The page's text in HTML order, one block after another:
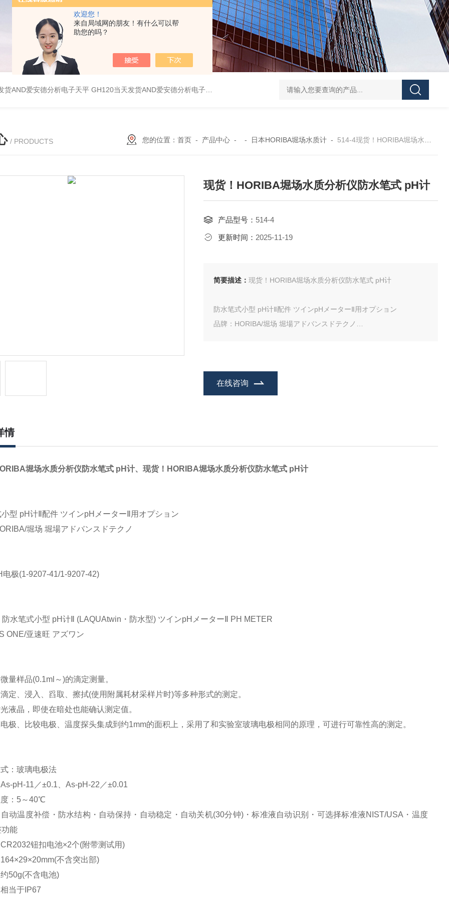
欢迎您！
来自局域网的朋友！有什么可以帮
助您的吗？
货AND爱安德分析电子天平 GH120当天发货AND爱安德分析电子天平 GH252当天发货AND爱安德分析电子天平 SJ-210当天发货三丰/Mitutoyo
/ PRODUCTS 您的位置： 首页- 产品中心- - 日本HORIBA堀场水质计- 514-4现货！HORIBA堀场水质分析仪防水笔式 pH计
现货！HORIBA堀场水质分析仪防水笔式 pH计
产品型号： 514-4
更新时间： 2025-11-19
简要描述： 现货！HORIBA堀场水质分析仪防水笔式 pH计
防水笔式小型 pH计Ⅱ配件 ツインpHメーターⅡ用オプション
品牌：HORIBA/堀场 堀場アドバンスドテクノ
在线咨询
情
堀场水质分析仪防水笔式 pH计、 现货！HORIBA堀场水质分析仪防水笔式 pH计
型 pH计Ⅱ配件 ツインpHメーターⅡ用オプション
堀场 堀場アドバンスドテクノ
电极(1-9207-41/1-9207-42)
水笔式小型 pH计Ⅱ (LAQUAtwin・防水型) ツインpHメーターⅡ PH METER
ONE/亚速旺 アズワン
量样品(0.1ml～)的滴定测量。
定、浸入、舀取、擦拭(使用附属耗材采样片时)等多种形式的测定。
液晶，即使在暗处也能确认测定值。
极、比较电极、温度探头集成到约1mm的面积上，采用了和实验室玻璃电极相同的原理，可进行可靠性高的测定。
：玻璃电极法
pH-11／±0.1、As-pH-22／±0.01
：5～40℃
动温度补偿・防水结构・自动保持・自动稳定・自动关机(30分钟)・标准液自动识别・可选择标准液NIST/USA・温度
能
钮扣电池×2个(附带测试用)
不含突出部)
50g(不含电池)
当于IP67